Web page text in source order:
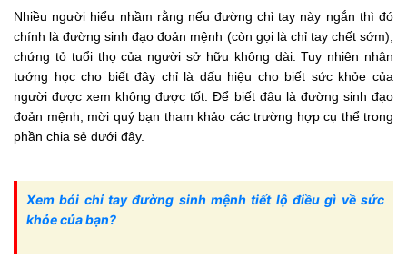
Nhiều người hiểu nhầm rằng nếu đường chỉ tay này ngắn thì đó
chính là đường sinh đạo đoản mệnh (còn gọi là chỉ tay chết sớm),
chứng tỏ tuổi thọ của người sở hữu không dài. Tuy nhiên nhân
tướng học cho biết đây chỉ là dấu hiệu cho biết sức khỏe của
người được xem không được tốt. Để biết đâu là đường sinh đạo
đoản mệnh, mời quý bạn tham khảo các trường hợp cụ thể trong
phần chia sẻ dưới đây.
Xem bói chỉ tay đường sinh mệnh tiết lộ điều gì về sức
khỏe của bạn?